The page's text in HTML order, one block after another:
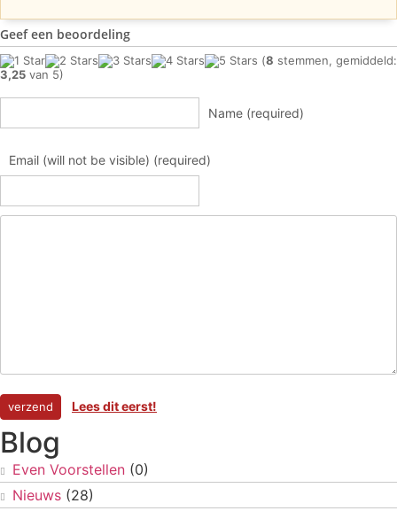
Geef een beoordeling
(8 stemmen, gemiddeld:
3,25 van 5)
Name (required)
Email (will not be visible) (required)
Lees dit eerst!
Blog
Even Voorstellen (0)
Nieuws (28)